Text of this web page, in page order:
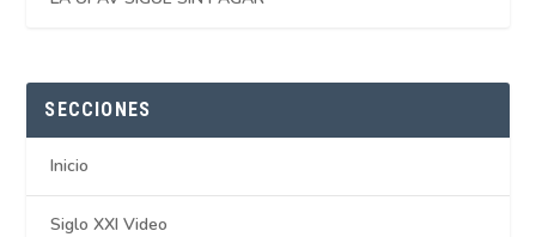
SECCIONES
Inicio
Siglo XXI Video